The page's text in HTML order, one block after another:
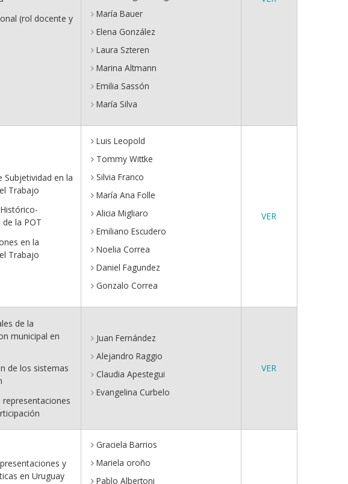
(rol docente y
María Bauer
Elena González
Laura Szteren
Marina Altmann
Emilia Sassón
María Silva
Subjetividad en la
Trabajo
la POT
en la
Trabajo
Luis Leopold
Tommy Wittke
Silvia Franco
María Ana Folle
Alicia Migliaro
Emiliano Escudero
Noelia Correa
Daniel Fagundez
Gonzalo Correa
VER
de la
municipal en
de los sistemas
Juan Fernández
Alejandro Raggio
Claudia Apestegui
Evangelina Curbelo
VER
y
en Uruguay
Graciela Barrios
Mariela oroño
Pablo Albertoni